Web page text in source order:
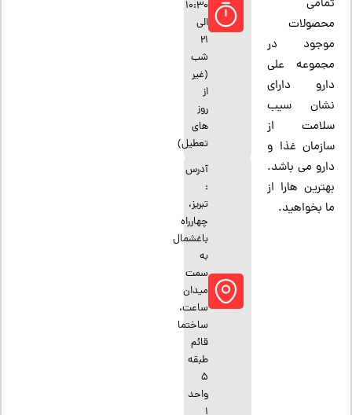
تمامی
محصولات
موجود در
مجموعه علی
دارو دارای
نشان سیب
سلامت از
سازمان غذا و
دارو می باشد.
بهترین هارا از
ما بخواهید.
10:30
الی
21
شب
(غیر
از
روز
های
تعطیل)
آدرس
:
تبریز،
چهارراه
باغشمال
به
سمت
میدان
ساعت،
ساختما
قائم
طبقه
5
واحد
1